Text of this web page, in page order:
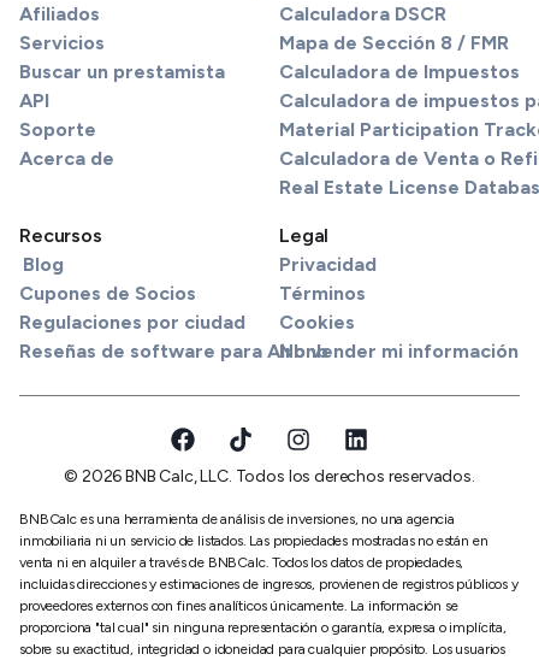
Afiliados
Servicios
Buscar un prestamista
API
Soporte
Acerca de
Calculadora DSCR
Mapa de Sección 8 / FMR
Calculadora de Impuestos
Calculadora de impuestos
Material Participation
Calculadora de Venta o
Real Estate License
Recursos
Blog
Cupones de Socios
Regulaciones por ciudad
Reseñas de software para Airbnb
Legal
Privacidad
Términos
Cookies
No vender mi información
© 2026 BNB Calc, LLC. Todos los derechos reservados.
BNBCalc es una herramienta de análisis de inversiones, no una agencia
inmobiliaria ni un servicio de listados. Las propiedades mostradas no están en
venta ni en alquiler a través de BNBCalc. Todos los datos de propiedades,
incluidas direcciones y estimaciones de ingresos, provienen de registros públicos y
proveedores externos con fines analíticos únicamente. La información se
proporciona "tal cual" sin ninguna representación o garantía, expresa o implícita,
sobre su exactitud, integridad o idoneidad para cualquier propósito. Los usuarios